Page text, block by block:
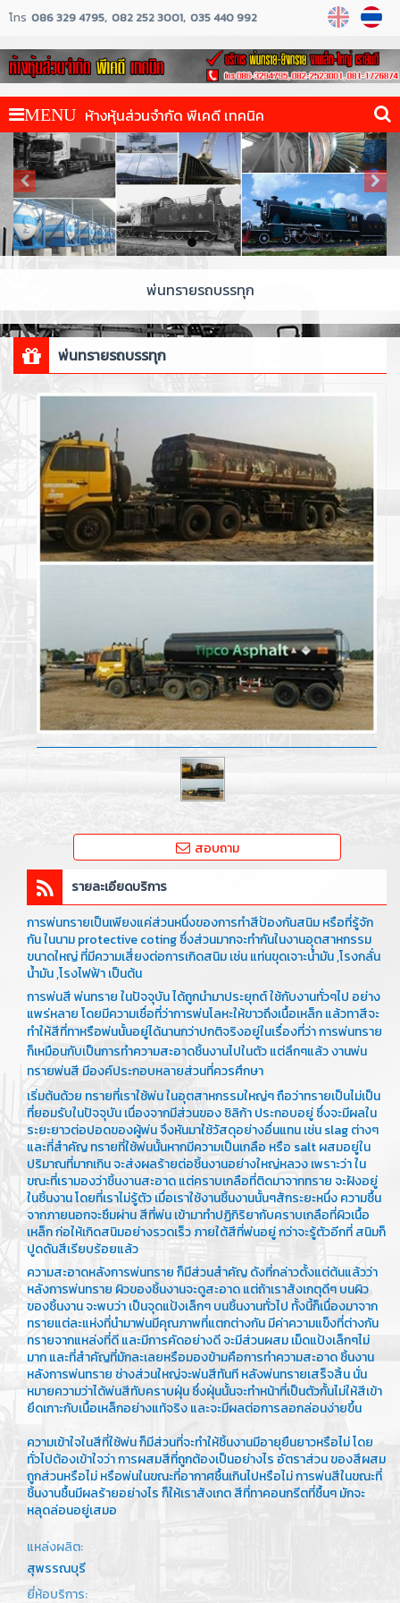
โทร 086 329 4795 082 252 3001 035 440 992
MENU ห้างหุ้นส่วนจำกัด พีเคดี เทคนิค
พ่นทรายรถบรรทุก
พ่นทรายรถบรรทุก
สอบถาม
รายละเอียดบริการ
การพ่นทรายเป็นเพียงแค่ส่วนหนึ่งของการทำสีป้องกันสนิม หรือที่รู้จัก
กัน ในนาม protective coting ซึ่งส่วนมากจะทำกันในงานอุตสาหกรรม
ขนาดใหญ่ ที่มีความเสี่ยงต่อการเกิดสนิม เช่น แท่นขุดเจาะน้ำมัน ,โรงกลั่น
น้ำมัน ,โรงไฟฟ้า เป็นต้น
การพ่นสี พ่นทราย ในปัจจุบัน ได้ถูกนำมาประยุกต์ ใช้กับงานทั่วๆไป อย่าง
แพร่หลาย โดยมีความเชื่อที่ว่าการพ่นโลหะให้ขาวถึงเนื้อเหล็ก แล้วทาสีจะ
ทำให้สีที่ทาหรือพ่นนั้นอยู่ได้นานกว่าปกติจริงอยู่ในเรื่องที่ว่า การพ่นทราย
ก็เหมือนกับเป็นการทำความสะอาดชิ้นงานไปในตัว แต่ลึกๆแล้ว งานพ่น
ทรายพ่นสี มีองค์ประกอบหลายส่วนที่ควรศึกษา
เริ่มต้นด้วย ทรายที่เราใช้พ่น ในอุตสาหกรรมใหญ่ๆ ถือว่าทรายเป็นไม่เป็น
ที่ยอมรับในปัจจุบัน เนื่องจากมีส่วนของ ซิลิก้า ประกอบอยู่ ซึ่งจะมีผลใน
ระยะยาวต่อปอดของผู้พ่น จึงหันมาใช้วัสดุอย่างอื่นแทน เช่น slag ต่างๆ
และที่สำคัญ ทรายที่ใช้พ่นนั้นหากมีความเป็นเกลือ หรือ salt ผสมอยู่ใน
ปริมาณที่มากเกิน จะส่งผลร้ายต่อชิ้นงานอย่างใหญ่หลวง เพราะว่า ใน
ขณะที่เรามองว่าชิ้นงานสะอาด แต่คราบเกลือที่ติดมาจากทราย จะฝังอยู่
ในชิ้นงาน โดยที่เราไม่รู้ตัว เมื่อเราใช้งานชิ้นงานนั้นๆสักระยะหนึ่ง ความชื้น
จากภายนอกจะซึมผ่าน สีที่พ่น เข้ามาทำปฏิกิริยากับคราบเกลือที่ผิวเนื้อ
เหล็ก ก่อให้เกิดสนิมอย่างรวดเร็ว ภายใต้สีที่พ่นอยู่ กว่าจะรู้ตัวอีกที่ สนิมก็
ปูดดันสีเรียบร้อยแล้ว
ความสะอาดหลังการพ่นทราย ก็มีส่วนสำคัญ ดังที่กล่าวตั้งแต่ต้นแล้วว่า
หลังการพ่นทราย ผิวของชิ้นงานจะดูสะอาด แต่ถ้าเราสังเกตุดีๆ บนผิว
ของชิ้นงาน จะพบว่า เป็นจุดแป้งเล็กๆ บนชิ้นงานทั่วไป ทั้งนี้ก็เนื่องมาจาก
ทรายแต่ละแห่งที่นำมาพ่นมีคุณภาพที่แตกต่างกัน มีค่าความแข็งที่ต่างกัน
ทรายจากแหล่งที่ดี และมีการคัดอย่างดี จะมีส่วนผสม เม็ดแป้งเล็กๆไม่
มาก และที่สำคัญที่มักละเลยหรือมองข้ามคือการทำความสะอาด ชิ้นงาน
หลังการพ่นทราย ช่างส่วนใหญ่จะพ่นสีทันที หลังพ่นทรายเสร็จสิ้น นั่น
หมายความว่าได้พ่นสีทับคราบฝุ่น ซึ่งฝุ่นนั้นจะทำหน้าที่เป็นตัวกั้นไม่ให้สีเข้า
ยึดเกาะกับเนื้อเหล็กอย่างแท้จริง และจะมีผลต่อการลอกล่อนง่ายขึ้น
ความเข้าใจในสีที่ใช้พ่น ก็มีส่วนที่จะทำให้ชิ้นงานมีอายุยืนยาวหรือไม่ โดย
ทั่วไปต้องเข้าใจว่า การผสมสีที่ถูกต้องเป็นอย่างไร อัตราส่วน ของสีผสม
ถูกส่วนหรือไม่ หรือพ่นในขณะที่อากาศชื้นเกินไปหรือไม่ การพ่นสีในขณะที่
ชิ้นงานชื้นมีผลร้ายอย่างไร ก็ให้เราสังเกต สีที่ทาคอนกรีตที่ชื้นๆ มักจะ
หลุดล่อนอยู่เสมอ
แหล่งผลิต:
สุพรรณบุรี
ยี่ห้อบริการ: